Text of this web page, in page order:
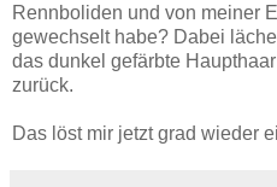
Rennboliden und von meiner
gewechselt habe? Dabei
das dunkel gefärbte
zurück.
Das löst mir jetzt grad wieder